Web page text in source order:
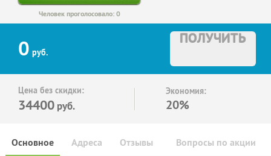
Человек проголосовало: 0
0 руб.
ПОЛУЧИТЬ
Цена без скидки:
34400 руб.
Экономия:
20%
Основное Отзывы Вопросы по акции
Адреса